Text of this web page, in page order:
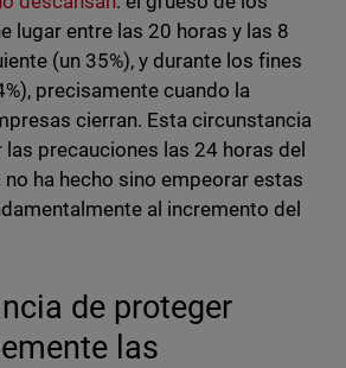
lugar entre las 20 horas y las 8
(un 35%), y durante los fines
precisamente cuando la
cierran. Esta circunstancia
precauciones las 24 horas del
ha hecho sino empeorar estas
al incremento del
de proteger
las